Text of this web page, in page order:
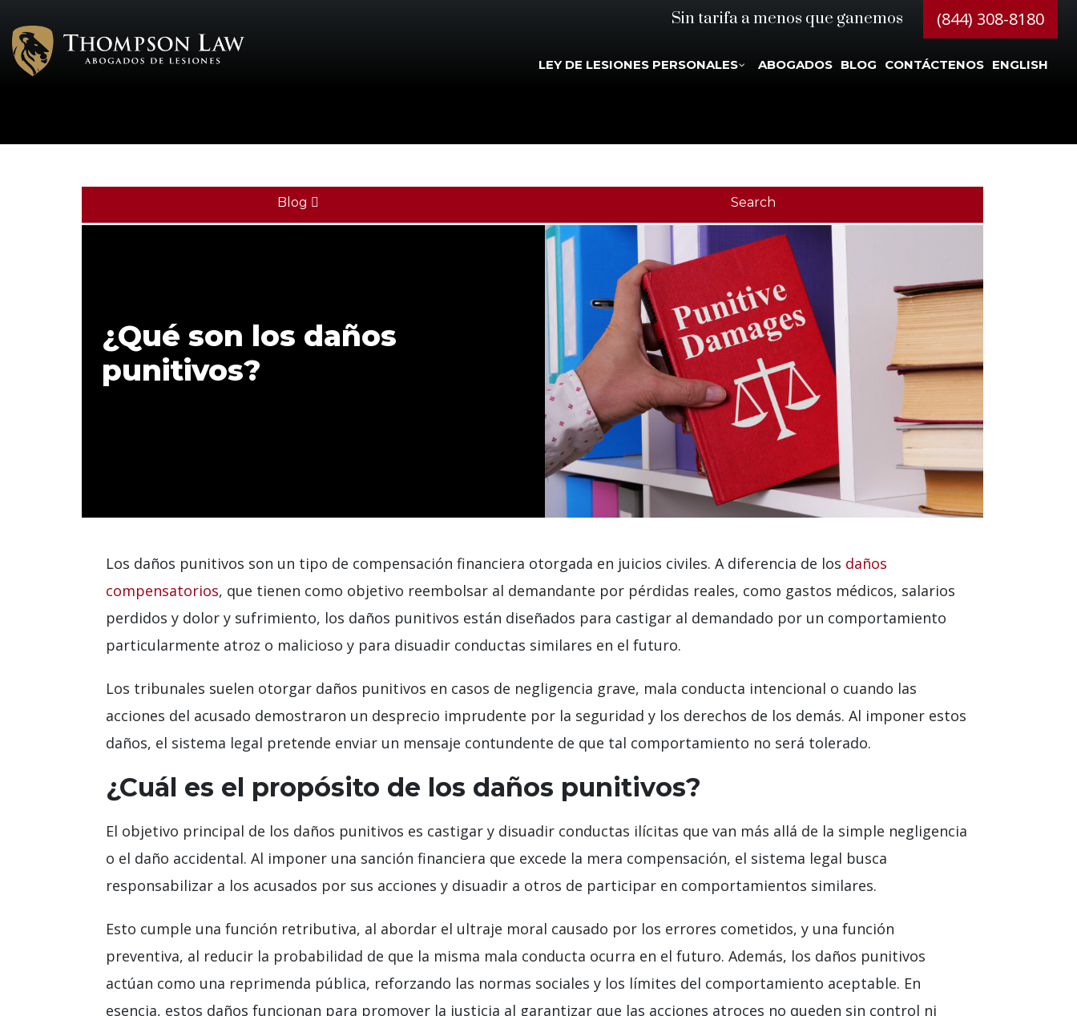
Sin tarifa a menos que ganemos (844) 308-8180
LEY DE LESIONES PERSONALES ABOGADOS BLOG CONTÁCTENOS ENGLISH
Blog Search
¿Qué son los daños
punitivos?
Los daños punitivos son un tipo de compensación financiera otorgada en juicios civiles. A diferencia de los daños
compensatorios, que tienen como objetivo reembolsar al demandante por pérdidas reales, como gastos médicos, salarios
perdidos y dolor y sufrimiento, los daños punitivos están diseñados para castigar al demandado por un comportamiento
particularmente atroz o malicioso y para disuadir conductas similares en el futuro.
Los tribunales suelen otorgar daños punitivos en casos de negligencia grave, mala conducta intencional o cuando las
acciones del acusado demostraron un desprecio imprudente por la seguridad y los derechos de los demás. Al imponer estos
daños, el sistema legal pretende enviar un mensaje contundente de que tal comportamiento no será tolerado.
¿Cuál es el propósito de los daños punitivos?
El objetivo principal de los daños punitivos es castigar y disuadir conductas ilícitas que van más allá de la simple negligencia
o el daño accidental. Al imponer una sanción financiera que excede la mera compensación, el sistema legal busca
responsabilizar a los acusados ​​por sus acciones y disuadir a otros de participar en comportamientos similares.
Esto cumple una función retributiva, al abordar el ultraje moral causado por los errores cometidos, y una función
preventiva, al reducir la probabilidad de que la misma mala conducta ocurra en el futuro. Además, los daños punitivos
actúan como una reprimenda pública, reforzando las normas sociales y los límites del comportamiento aceptable. En
esencia, estos daños funcionan para promover la justicia al garantizar que las acciones atroces no queden sin control ni